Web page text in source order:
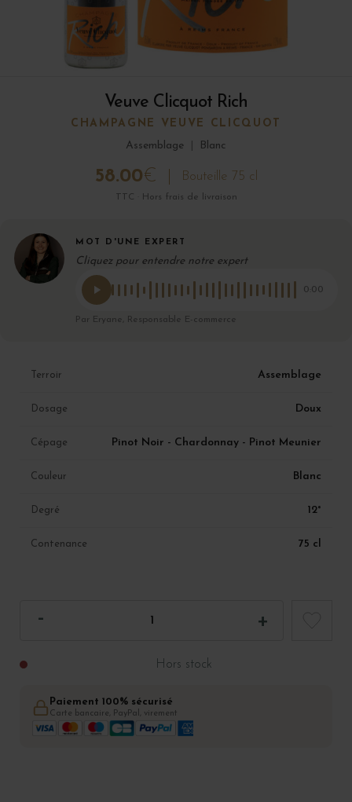
Veuve Clicquot Rich
CHAMPAGNE VEUVE CLICQUOT
Assemblage
Blanc
58.00€ Bouteille 75 cl
TTC · Hors frais de livraison
MOT D'UNE EXPERT
Cliquez pour entendre notre expert
0:00
Par Eryane, Responsable E-commerce
Terroir Assemblage
Dosage Doux
Cépage Pinot Noir - Chardonnay - Pinot Meunier
Couleur Blanc
Degré 12°
Contenance 75 cl
Hors stock
Paiement 100% sécurisé
Carte bancaire, PayPal, virement